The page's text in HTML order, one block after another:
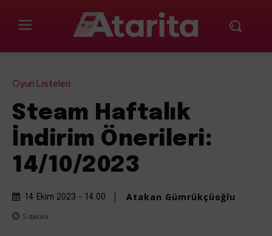
Oyun Listeleri
Steam Haftalık
İndirim Önerileri:
14/10/2023
14 Ekim 2023 - 14:00 Atakan Gümrükçüoğlu
5 dakika